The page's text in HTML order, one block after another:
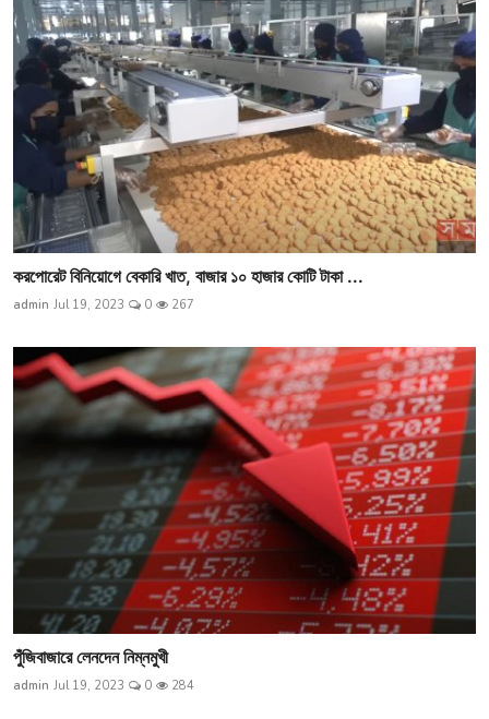
করপোরেট বিনিয়োগে বেকারি খাত, বাজার ১০ হাজার কোটি টাকা ...
admin Jul 19, 2023 0 267
পুঁজিবাজারে লেনদেন নিম্নমুখী
admin Jul 19, 2023 0 284